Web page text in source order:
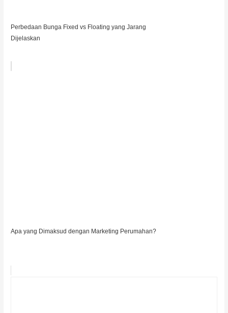
Perbedaan Bunga Fixed vs Floating yang Jarang
Dijelaskan
Apa yang Dimaksud dengan Marketing Perumahan?